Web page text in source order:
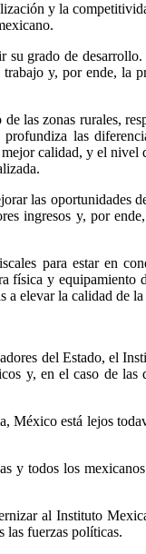
y la
su grado de
y, por ende, la
las zonas rurales,
las
calidad, y el
las oportunidades
ingresos y, por
para estar en
y equipamiento
a elevar la calidad de
del Estado, el
y, en el caso de
México está lejos
y todos los
al Instituto
las fuerzas políticas.